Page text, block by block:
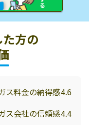
方の
ス料金の納得感4.6
ス会社の信頼感4.4